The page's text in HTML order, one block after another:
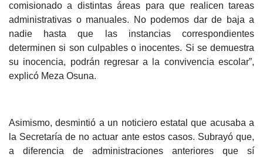
comisionado a distintas áreas para que realicen tareas
administrativas o manuales. No podemos dar de baja a
nadie hasta que las instancias correspondientes
determinen si son culpables o inocentes. Si se demuestra
su inocencia, podrán regresar a la convivencia escolar”,
explicó Meza Osuna.
Asimismo, desmintió a un noticiero estatal que acusaba a
la Secretaría de no actuar ante estos casos. Subrayó que,
a diferencia de administraciones anteriores que sí